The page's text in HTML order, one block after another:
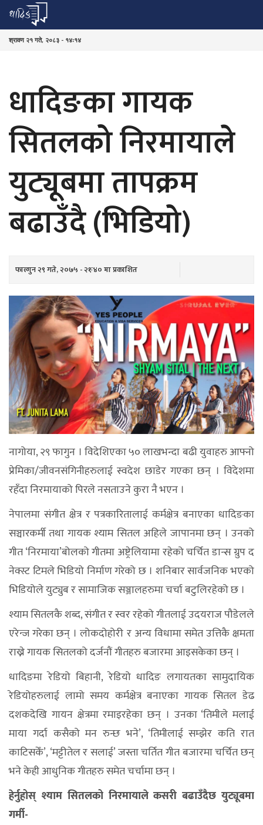
श्रावण २१ गते, २०८३ - १४ः१४
धादिङका गायक
सितलको निरमायाले
युट्यूबमा तापक्रम
बढाउँदै (भिडियो)
फाल्गुन २९ गते, २०७५ - २१ः४० मा प्रकाशित
नागोया, २९ फागुन । विदेशिएका ५० लाखभन्दा बढी युवाहरु आफ्नो
प्रेमिका/जीवनसंगिनीहरुलाई स्वदेश छाडेर गएका छन् । विदेशमा
रहँदा निरमायाको पिरले नसताउने कुरा नै भएन ।
नेपालमा स‌ंगीत क्षेत्र र पत्रकारितालाई कर्मक्षेत्र बनाएका धादिङका
सञ्चारकर्मी तथा गायक श्याम सितल अहिले जापानमा छन् । उनको
गीत ‘निरमाया’बोलको गीतमा अष्ट्रेलियामा रहेको चर्चित डान्स ग्रुप द
नेक्स्ट टिमले भिडियो निर्माण गरेको छ । शनिबार सार्वजनिक भएको
भिडियोले युट्युब र सामाजिक सञ्जालहरुमा चर्चा बटुलिरहेको छ ।
श्याम सितलकै शब्द, संगीत र स्वर रहेको गीतलाई उदयराज पौडेलले
एरेन्ज गरेका छन् । लोकदोहोरी र अन्य विधामा समेत उत्तिकै क्षमता
राख्ने गायक सितलको दर्जनौं गीतहरु बजारमा आइसकेका छन् ।
धादिङमा रेडियो बिहानी, रेडियो धादिङ लगायतका सामुदायिक
रेडियोहरुलाई लामो समय कर्मक्षेत्र बनाएका गायक सितल डेढ
दशकदेखि गायन क्षेत्रमा रमाइरहेका छन् । उनका ‘तिमीले मलाई
माया गर्दा कसैको मन रुन्छ भने’, ‘तिमीलाई सम्झेर कति रात
काटिसकेँ’, ‘मट्टीतेल र सलाई’ जस्ता चर्तित गीत बजारमा चर्चित छन्
भने केही आधुनिक गीतहरु समेत चर्चामा छन् ।
हेर्नुहोस् श्याम सितलको निरमायाले कसरी बढाउँदैछ युट्यूबमा
गर्मी-